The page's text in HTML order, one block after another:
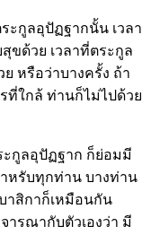
ะกูลอุปัฏฐากนั้น เวลา
ด้วย เวลาที่ตระกูล
หรือว่าบางครั้ง ถ้า
ที่ใกล้ ท่านก็ไม่ไปด้วย
ะกูลอุปัฏฐาก ก็ย่อมมี
หรับทุกท่าน บางท่าน
าสิกาก็เหมือนกัน
รณากับตัวเองว่า มี